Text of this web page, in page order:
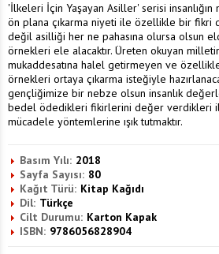
'İlkeleri İçin Yaşayan Asiller' serisi
ön plana çıkarma niyeti ile özellikle bir fikri
değil asilliği her ne pahasına olursa olsun
örnekleri ele alacaktır. Üreten okuyan
mukaddesatına halel getirmeyen ve
örnekleri ortaya çıkarma isteğiyle
gençliğimize bir nebze olsun insanlık
bedel ödedikleri fikirlerini değer verdikleri
mücadele yöntemlerine ışık tutmaktır.
Basım Yılı: 2018
Sayfa Sayısı: 80
Kağıt Türü: Kitap Kağıdı
Dil: Türkçe
Cilt Durumu: Karton Kapak
ISBN: 9786056828904